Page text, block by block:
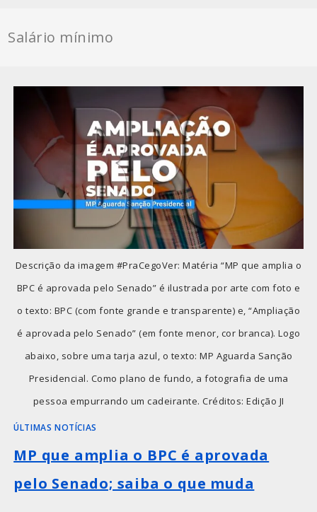
Salário mínimo
Descrição da imagem #PraCegoVer: Matéria “MP que amplia o
BPC é aprovada pelo Senado” é ilustrada por arte com foto e
o texto: BPC (com fonte grande e transparente) e, “Ampliação
é aprovada pelo Senado” (em fonte menor, cor branca). Logo
abaixo, sobre uma tarja azul, o texto: MP Aguarda Sanção
Presidencial. Como plano de fundo, a fotografia de uma
pessoa empurrando um cadeirante. Créditos: Edição JI
ÚLTIMAS NOTÍCIAS
MP que amplia o BPC é aprovada
pelo Senado; saiba o que muda